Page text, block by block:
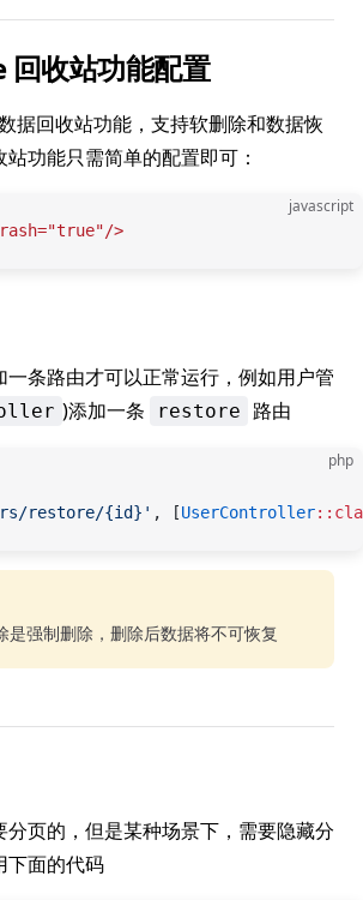
收站功能配置
据回收站功能，支持软删除和数据恢
功能只需简单的配置即可：
javascript
>
一条路由才可以正常运行，例如用户管
)添加一条 restore 路由
php
restore/{id}' , [UserController
是强制删除，删除后数据将不可恢复
分页的，但是某种场景下，需要隐藏分
下面的代码